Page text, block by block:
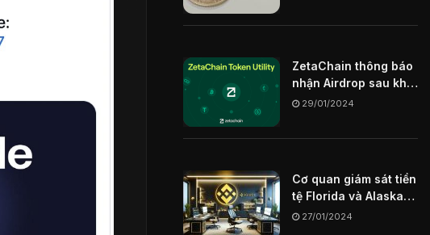
ZetaChain thông báo
nhận Airdrop sau khi
mainnet ngày
29/01/2024
Cơ quan giám sát tiền
tệ Florida và Alaska
hạn chế sàn giao dịch
27/01/2024